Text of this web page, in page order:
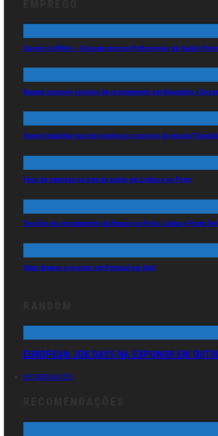
Careers in White – A Europa procura Profissionais de Saúde
Ryanair promove sessões de recrutamento em Novembro e
Queres trabalhar num dos melhores cruzeiros do mundo?
Feira de emprego na área da saúde em Lisboa e no Porto
Sessões de recrutamento da Ryanair no Porto, Lisboa e Ponta
Qatar Airways a recrutar em Portugal em Abril
EUROPEAN JOB DAYS NA EXPONOR EM
RECOMENDAÇÕES